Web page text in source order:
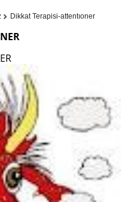
Dikkat Terapisi-attentıoner